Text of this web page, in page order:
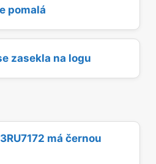
pomalá
zasekla na logu
má černou